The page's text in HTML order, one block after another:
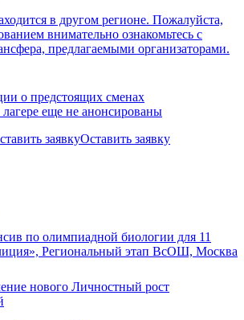
в другом регионе. Пожалуйста,
внимательно ознакомьтесь с
предлагаемыми организаторами.
о предстоящих сменах
еще не анонсированы
заявкуОставить заявку
по олимпиадной биологии для 11
Региональный этап ВсОШ, Москва
нового Личностный рост